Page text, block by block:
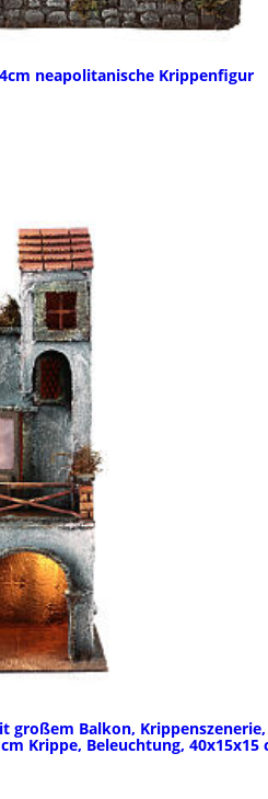
neapolitanische Krippenfigur
großem Balkon, Krippenszenerie,
Krippe, Beleuchtung, 40x15x15